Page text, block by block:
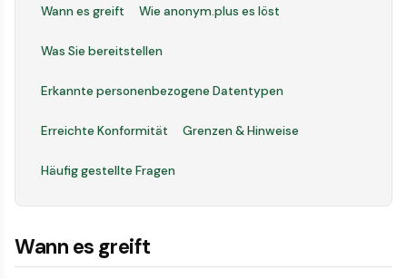
Wann es greift Wie anonym.plus es löst
Was Sie bereitstellen
Erkannte personenbezogene Datentypen
Erreichte Konformität Grenzen & Hinweise
Häufig gestellte Fragen
Wann es greift